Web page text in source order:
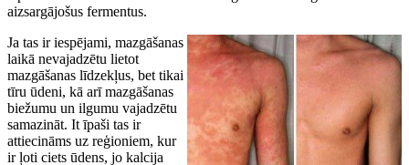
aizsargājošus fermentus.
Ja tas ir iespējami, mazgāšanas
laikā nevajadzētu lietot
mazgāšanas līdzekļus, bet tikai
tīru ūdeni, kā arī mazgāšanas
biežumu un ilgumu vajadzētu
samazināt. It īpaši tas ir
attiecināms uz reģioniem, kur
ir ļoti ciets ūdens, jo kalcija